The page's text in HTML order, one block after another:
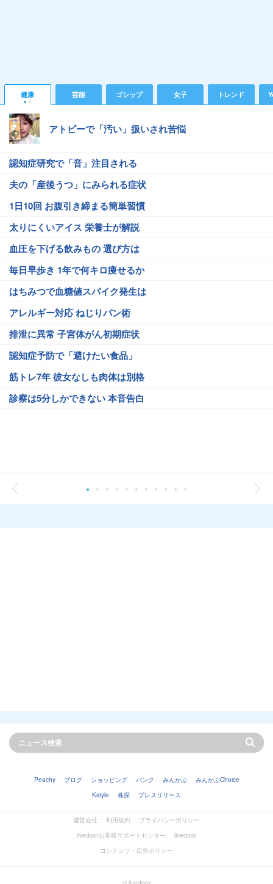
健康 芸能 ゴシップ 女子 トレンド
アトピーで「汚い」扱いされ苦悩
認知症研究で「音」注目される
夫の「産後うつ」にみられる症状
1日10回 お腹引き締まる簡単習慣
太りにくいアイス 栄養士が解説
血圧を下げる飲みもの 選び方は
毎日早歩き 1年で何キロ痩せるか
はちみつで血糖値スパイク発生は
アレルギー対応 ねじりパン術
排泄に異常 子宮体がん初期症状
認知症予防で「避けたい食品」
筋トレ7年 彼女なしも肉体は別格
診察は5分しかできない 本音告白
Peachy ブログ ショッピング バンク みんかぶ
みんかぶChoice
Kstyle
株探 プレスリリース
運営会社 利用規約
プライバシーポリシー
livedoorお客様サポートセンター
livedoor
コンテンツ・広告ポリシー